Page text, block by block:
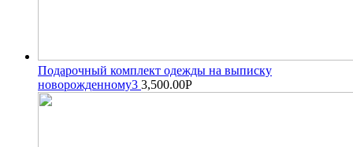
Подарочный комплект одежды на выписку
новорожденному3 3,500.00Р